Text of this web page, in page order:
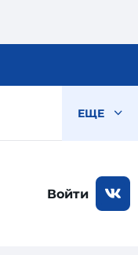
ЕЩЕ
Войти